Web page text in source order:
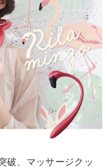
破、マッサージクッ